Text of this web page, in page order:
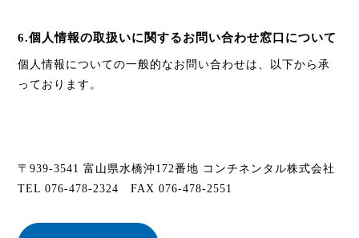
6.個人情報の取扱いに関するお問い合わせ窓口について
個人情報についての一般的なお問い合わせは、以下から承
っております。
〒939-3541 富山県水橋沖172番地 コンチネンタル株式会社
TEL 076-478-2324 FAX 076-478-2551